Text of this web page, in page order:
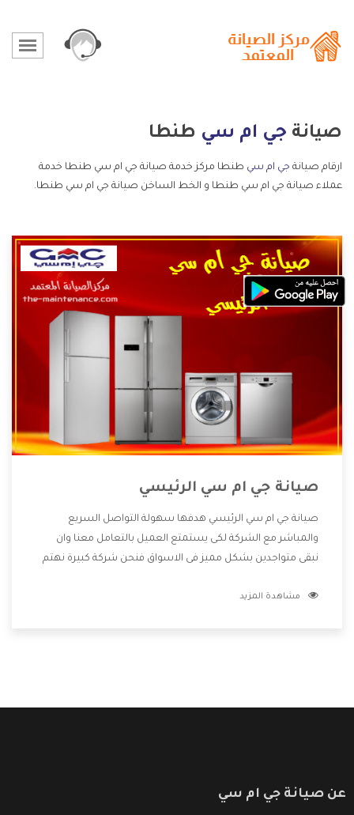
صيانة جي ام سي طنطا
ارقام صيانة جي ام سي طنطا مركز خدمة صيانة جي ام سي طنطا خدمة
عملاء صيانة جي ام سي طنطا و الخط الساخن صيانة جي ام سي طنطا.
صيانة جي ام سي الرئيسي
صيانة جي ام سي الرئيسي هدفها سهولة التواصل السريع
والمباشر مع الشركة لكى يستمتع العميل بالتعامل معنا وان
نبقى متواجدين بشكل مميز فى الاسواق فنحن شركة كبيرة نهتم
الشركة بها والتى تكون منها خدمة الصيانة التى تكون من أهم
مشاهدة المزيد
عن صيانة جي ام سي